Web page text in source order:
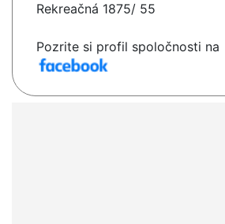
Rekreačná 1875/ 55
Pozrite si profil spoločnosti na